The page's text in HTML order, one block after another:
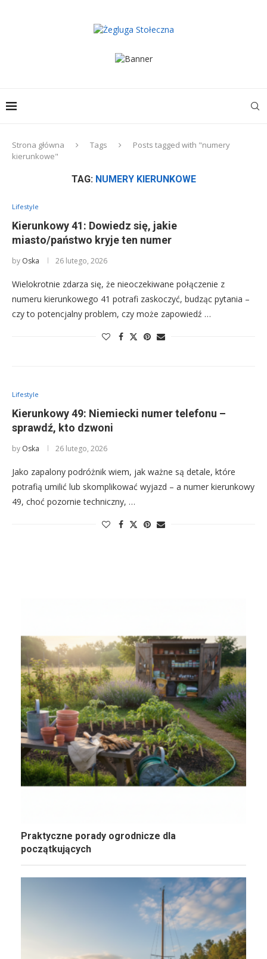
Strona główna Tags
Posts tagged with "numery
kierunkowe"
TAG: NUMERY KIERUNKOWE
Lifestyle
Kierunkowy 41: Dowiedz się, jakie
miasto/państwo kryje ten numer
by Oska 26 lutego, 2026
Wielokrotnie zdarza się, że nieoczekiwane połączenie z
numeru kierunkowego 41 potrafi zaskoczyć, budząc pytania –
czy to potencjalny problem, czy może zapowiedź …
Lifestyle
Kierunkowy 49: Niemiecki numer telefonu –
sprawdź, kto dzwoni
by Oska 26 lutego, 2026
Jako zapalony podróżnik wiem, jak ważne są detale, które
potrafią umilić lub skomplikować wyjazd – a numer kierunkowy
49, choć pozornie techniczny, …
Praktyczne porady ogrodnicze dla
początkujących